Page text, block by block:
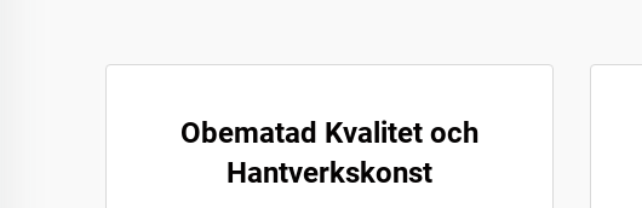
Obematad Kvalitet och
Hantverkskonst